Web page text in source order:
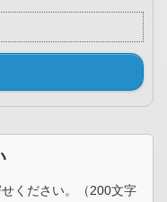
ください。（200文字